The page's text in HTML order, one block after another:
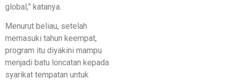
global,” katanya.
Menurut beliau, setelah
memasuki tahun keempat,
program itu diyakini mampu
menjadi batu loncatan kepada
syarikat tempatan untuk